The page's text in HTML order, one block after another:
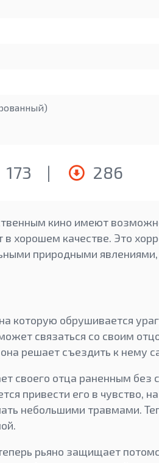
173 | 286
кино имеют
хорошем качестве. Это
природными
которую обрушивается
связаться со своим
решает съездить к нему
своего отца раненным без
привести его в чувство,
небольшими травмами.
рьяно защищает